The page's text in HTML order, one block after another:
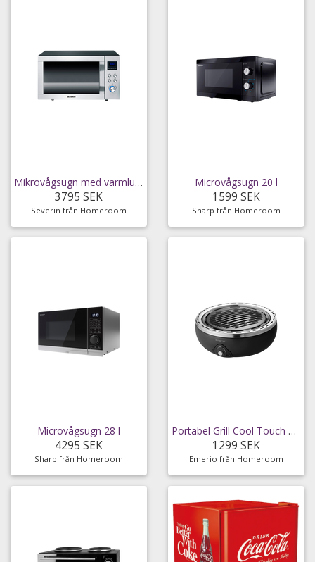
Mikrovågsugn med varmluftsfunktion och grill
3795 SEK
Severin från Homeroom
Microvågsugn 20 l
1599 SEK
Sharp från Homeroom
Microvågsugn 28 l
4295 SEK
Sharp från Homeroom
Portabel Grill Cool Touch BGP-115557.1
1299 SEK
Emerio från Homeroom